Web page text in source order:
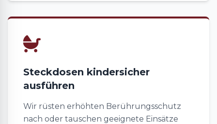
Steckdosen kindersicher
ausführen
Wir rüsten erhöhten Berührungsschutz
nach oder tauschen geeignete Einsätze